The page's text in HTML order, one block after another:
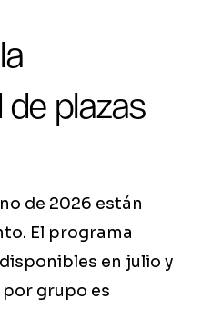
de plazas
de 2026 están
El programa
en julio y
grupo es